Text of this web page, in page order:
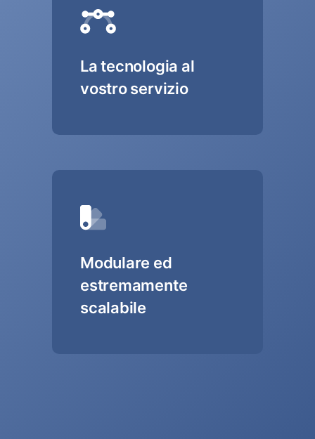
La tecnologia al
vostro servizio
Modulare ed
estremamente
scalabile